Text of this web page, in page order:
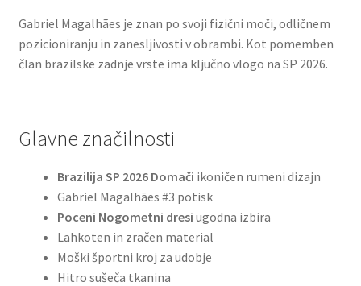
Gabriel Magalhães je znan po svoji fizični moči, odličnem
pozicioniranju in zanesljivosti v obrambi. Kot pomemben
član brazilske zadnje vrste ima ključno vlogo na SP 2026.
Glavne značilnosti
Brazilija SP 2026 Domači ikoničen rumeni dizajn
Gabriel Magalhães #3 potisk
Poceni Nogometni dresi ugodna izbira
Lahkoten in zračen material
Moški športni kroj za udobje
Hitro sušeča tkanina